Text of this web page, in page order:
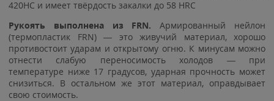
420HC и имеет твёрдость закалки до 58 HRC
Рукоять выполнена из FRN. Армированный нейлон
(термопластик FRN) — это живучий материал, хорошо
противостоит ударам и открытому огню. К минусам можно
отнести слабую переносимость холодов — при
температуре ниже 17 градусов, ударная прочность может
снизиться. В остальном же этот материал, оправдывает
свою стоимость.